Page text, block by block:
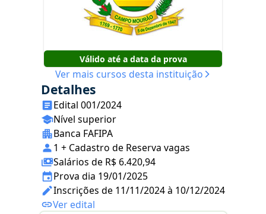
Válido até a data da prova
Ver mais cursos desta instituição
Detalhes
Edital 001/2024
Nível superior
Banca FAFIPA
1 + Cadastro de Reserva vagas
Salários de R$ 6.420,94
Prova dia 19/01/2025
Inscrições de 11/11/2024 à 10/12/2024
Ver edital